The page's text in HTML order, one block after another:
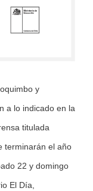
y
a lo indicado en la
titulada
terminarán el año
22 y domingo
El Día,